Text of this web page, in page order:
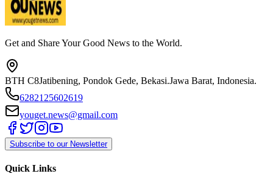
Get and Share Your Good News to the World.
BTH C8Jatibening, Pondok Gede, Bekasi.Jawa Barat, Indonesia.
6282125602619
youget.news@gmail.com
Subscribe to our Newsletter
Quick Links